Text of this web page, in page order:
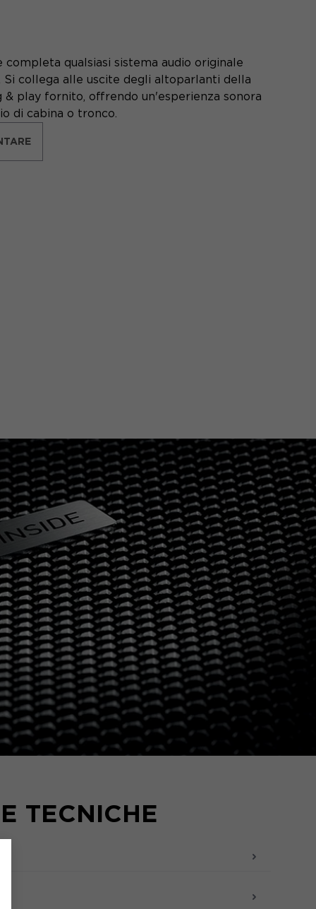
qualsiasi sistema audio originale
collega alle uscite degli altoparlanti della
play fornito, offrendo un'esperienza sonora
di cabina o tronco.
TECNICHE